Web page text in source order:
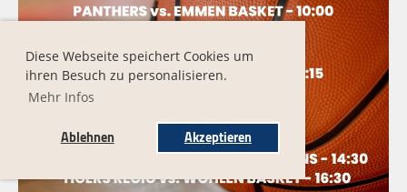
Diese Webseite speichert Cookies um
ihren Besuch zu personalisieren.
Mehr Infos
Ablehnen Akzeptieren